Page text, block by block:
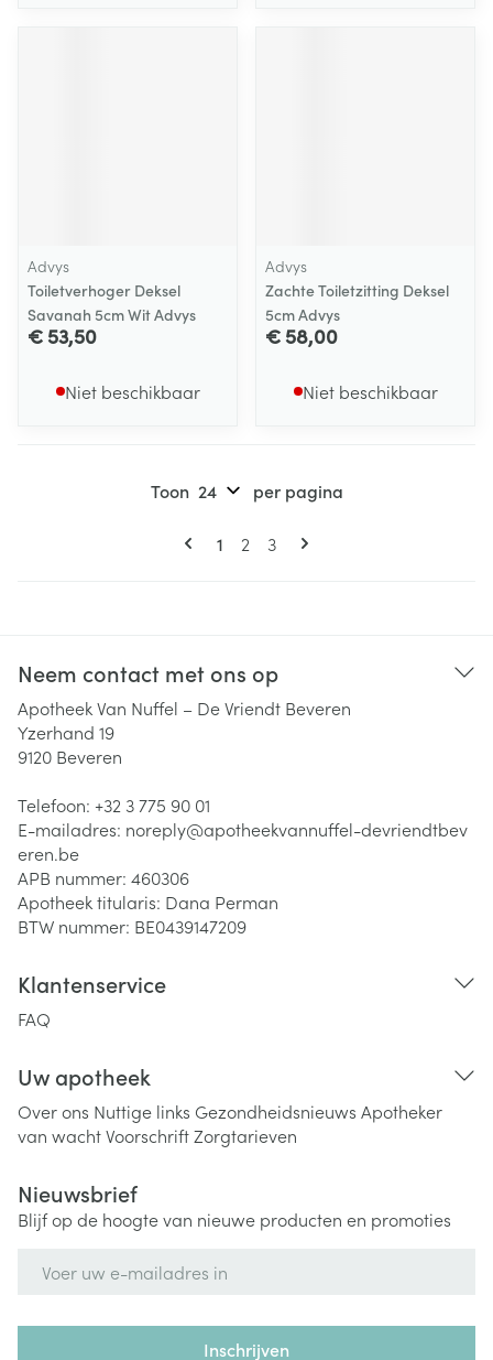
Advys
Toiletverhoger Deksel
Savanah 5cm Wit Advys
€ 53,50
Niet beschikbaar
Advys
Zachte Toiletzitting Deksel
5cm Advys
€ 58,00
Niet beschikbaar
Pagina's
U lees momenteel pagina
1 Pagina
2 Pagina
3
Toon per pagina
Neem contact met ons op
Apotheek Van Nuffel – De Vriendt Beveren
Yzerhand 19
9120 Beveren
Telefoon: +32 3 775 90 01
E-mailadres: noreply@apotheekvannuffel-devriendtbev
eren.be
APB nummer: 460306
Apotheek titularis: Dana Perman
BTW nummer: BE0439147209
Klantenservice
FAQ
Uw apotheek
Over ons Nuttige links Gezondheidsnieuws Apotheker
van wachtVoorschriftZorgtarieven
Nieuwsbrief
Blijf op de hoogte van nieuwe producten en promoties
Inschrijven